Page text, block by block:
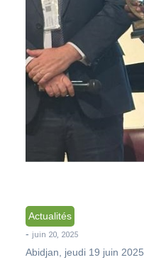
Actualités
- juin 20, 2025
Abidjan, jeudi 19 juin 2025